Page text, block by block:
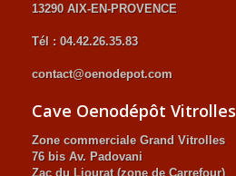
13290 AIX-EN-PROVENCE
Tél : 04.42.26.35.83
contact@oenodepot.com
Cave Oenodépôt Vitrolles
Zone commerciale Grand Vitrolles
76 bis Av. Padovani
Zac du Liourat (zone de Carrefour)